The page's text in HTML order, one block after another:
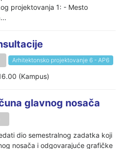
projektovanja 1: - Mesto
Arhitektonsko projektovanje 6 - AP6
(Kampus)
glavnog nosača
dio semestralnog zadatka koji
nosača i odgovarajuće grafičke